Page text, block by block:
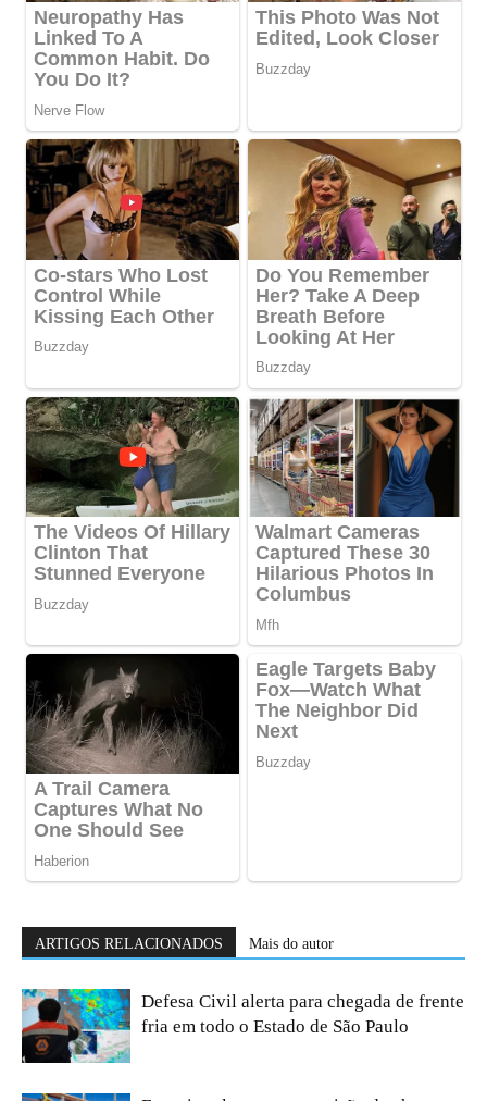
ARTIGOS RELACIONADOS Mais do autor
Defesa Civil alerta para chegada de frente
fria em todo o Estado de São Paulo